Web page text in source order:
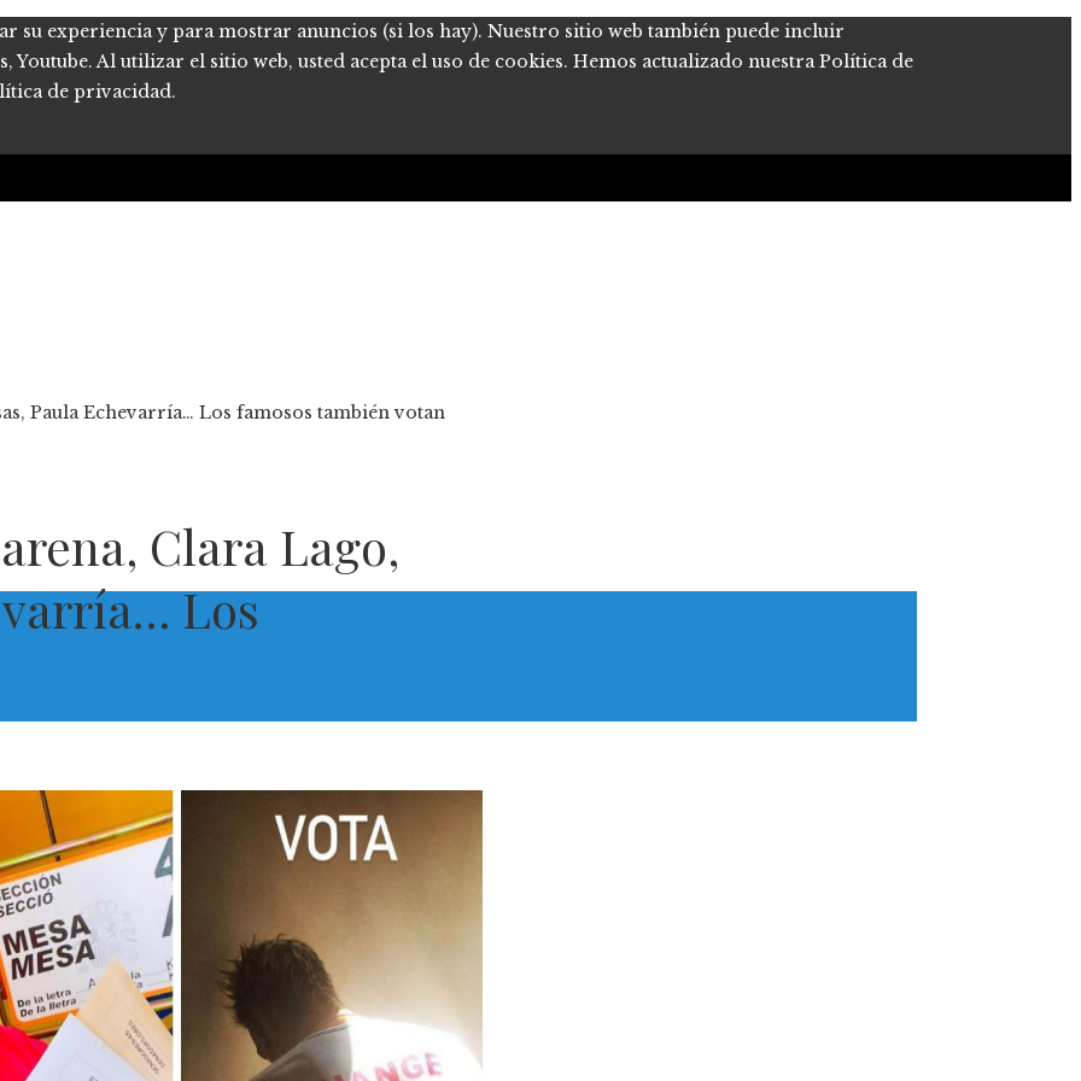
su experiencia y para mostrar anuncios (si los hay). Nuestro sitio web también puede incluir
Youtube. Al utilizar el sitio web, usted acepta el uso de cookies. Hemos actualizado nuestra Política de
de privacidad.
Paula Echevarría… Los famosos también votan
Clara Lago,
Los